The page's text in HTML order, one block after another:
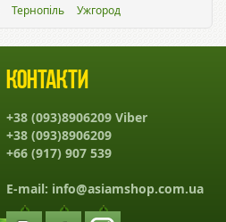
Тернопіль Ужгород
Контакти
+38 (093)8906209 Viber
+38 (093)8906209
+66 (917) 907 539
E-mail: info@asiamshop.com.ua